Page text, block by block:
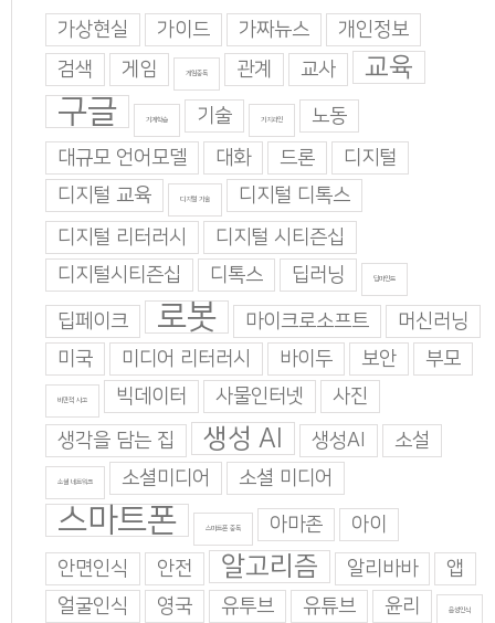
가상현실 가이드 가짜뉴스
개인정보
검색
게임 게임중독 관계 교사 교육
구글 기계학습 기술 기지과인
노동
대규모 언어모델
대화 드론
디지털
디지털 교육
디지털 기술
디지털 디톡스
디지털 리터러시
디지털 시티즌십
디지털시티즌십
디톡스 딥러닝 딥마인드
딥페이크 로봇 마이크로소프트
머신러닝
미국
미디어 리터러시 바이두 보안 부모
비판적 사고 빅데이터 사물인터넷
사진
생각을 담는 집
생성 AI 생성AI 소설
소셜 네트워크 소셜미디어 소셜 미디어
스마트폰 스마트폰 중독 아마존
아이
안면인식
안전 알고리즘 알리바바
앱
얼굴인식
영국 유투브 유튜브 윤리 음성인식